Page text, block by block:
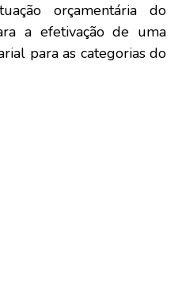
orçamentária do
a efetivação de uma
para as categorias do